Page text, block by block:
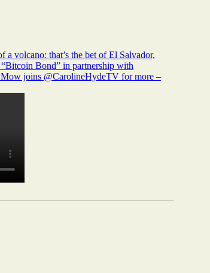
volcano: that’s the bet of El Salvador,
Bond” in partnership with
Mow joins @CarolineHydeTV for more –